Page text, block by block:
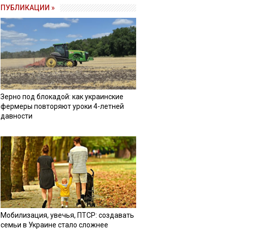
ПУБЛИКАЦИИ »
Зерно под блокадой: как украинские
фермеры повторяют уроки 4-летней
давности
Мобилизация, увечья, ПТСР: создавать
семьи в Украине стало сложнее